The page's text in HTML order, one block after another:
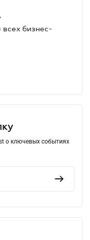
всех бизнес-
о ключевых событиях